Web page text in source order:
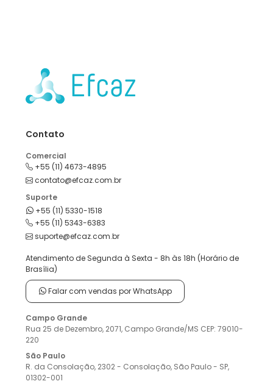
Contato
Comercial
+55 (11) 4673-4895
contato@efcaz.com.br
Suporte
+55 (11) 5330-1518
+55 (11) 5343-6383
suporte@efcaz.com.br
Atendimento de Segunda à Sexta - 8h às 18h (Horário de
Brasília)
Falar com vendas por WhatsApp
Campo Grande
Rua 25 de Dezembro, 2071, Campo Grande/MS CEP: 79010-
220
São Paulo
R. da Consolação, 2302 - Consolação, São Paulo - SP,
01302-001